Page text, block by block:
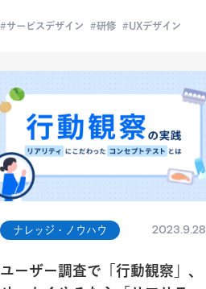
サービスデザイン 研修 UXデザイン
ナレッジ・ノウハウ 2023.9.28
ユーザー調査で「行動観察」、